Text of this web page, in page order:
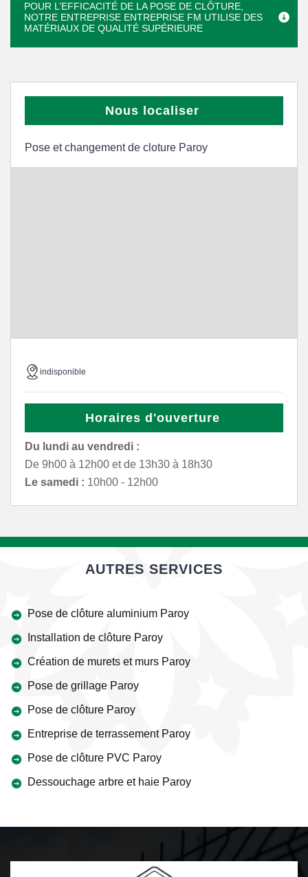
POUR L’EFFICACITÉ DE LA POSE DE CLÔTURE,
NOTRE ENTREPRISE ENTREPRISE FM UTILISE DES
MATÉRIAUX DE QUALITÉ SUPÉRIEURE
Nous localiser
Pose et changement de cloture Paroy
indisponible
Horaires d'ouverture
Du lundi au vendredi :
De 9h00 à 12h00 et de 13h30 à 18h30
Le samedi : 10h00 - 12h00
AUTRES SERVICES
Pose de clôture aluminium Paroy
Installation de clôture Paroy
Création de murets et murs Paroy
Pose de grillage Paroy
Pose de clôture Paroy
Entreprise de terrassement Paroy
Pose de clôture PVC Paroy
Dessouchage arbre et haie Paroy